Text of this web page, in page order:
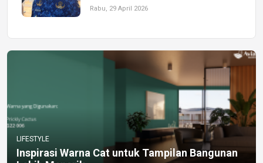
Rabu, 29 April 2026
LIFESTYLE
Inspirasi Warna Cat untuk Tampilan Bangunan